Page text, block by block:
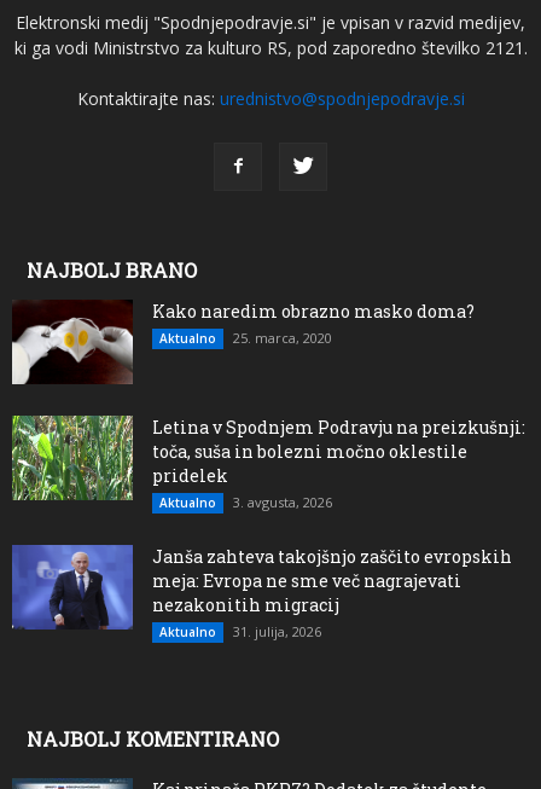
Elektronski medij "Spodnjepodravje.si" je vpisan v razvid medijev,
ki ga vodi Ministrstvo za kulturo RS, pod zaporedno številko 2121.
Kontaktirajte nas: urednistvo@spodnjepodravje.si
NAJBOLJ BRANO
Kako naredim obrazno masko doma?
Aktualno 25. marca, 2020
Letina v Spodnjem Podravju na preizkušnji:
toča, suša in bolezni močno oklestile
pridelek
Aktualno 3. avgusta, 2026
Janša zahteva takojšnjo zaščito evropskih
meja: Evropa ne sme več nagrajevati
nezakonitih migracij
Aktualno 31. julija, 2026
NAJBOLJ KOMENTIRANO